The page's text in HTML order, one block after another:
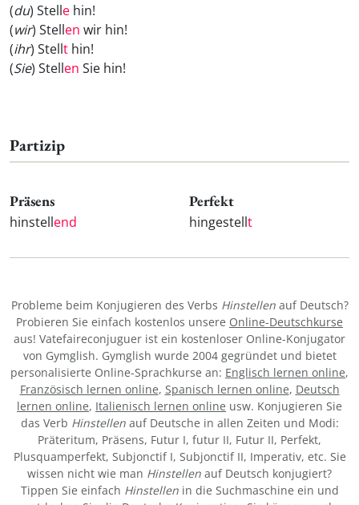
(du) Stelle hin!
(wir) Stellen wir hin!
(ihr) Stellt hin!
(Sie) Stellen Sie hin!
Partizip
Präsens
hinstellend
Perfekt
hingestellt
Probleme beim Konjugieren des Verbs Hinstellenauf Deutsch?
Probieren Sie einfach kostenlos unsere Online-Deutschkurse
aus! Vatefaireconjuguer ist ein kostenloser Online-Konjugator
von Gymglish. Gymglish wurde 2004 gegründet und bietet
personalisierte Online-Sprachkurse an: Englisch lernen online,
Französisch lernen online, Spanisch lernen online, Deutsch
lernen online, Italienisch lernen online usw. Konjugieren Sie
das Verb Hinstellenauf Deutsche in allen Zeiten und Modi:
Präteritum, Präsens, Futur I, futur II, Futur II, Perfekt,
Plusquamperfekt, Subjonctif I, Subjonctif II, Imperativ, etc. Sie
wissen nicht wie man Hinstellen auf Deutsch konjugiert?
Tippen Sie einfach Hinstellenin die Suchmaschine ein und